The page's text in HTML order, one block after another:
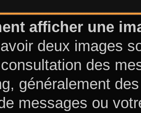
afficher une
deux images
des
généralement
messages ou